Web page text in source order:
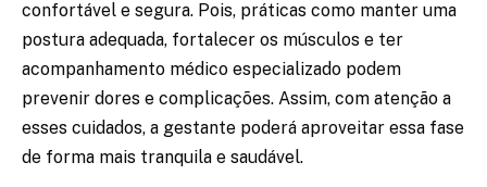
confortável e segura. Pois, práticas como manter uma
postura adequada, fortalecer os músculos e ter
acompanhamento médico especializado podem
prevenir dores e complicações. Assim, com atenção a
esses cuidados, a gestante poderá aproveitar essa fase
de forma mais tranquila e saudável.